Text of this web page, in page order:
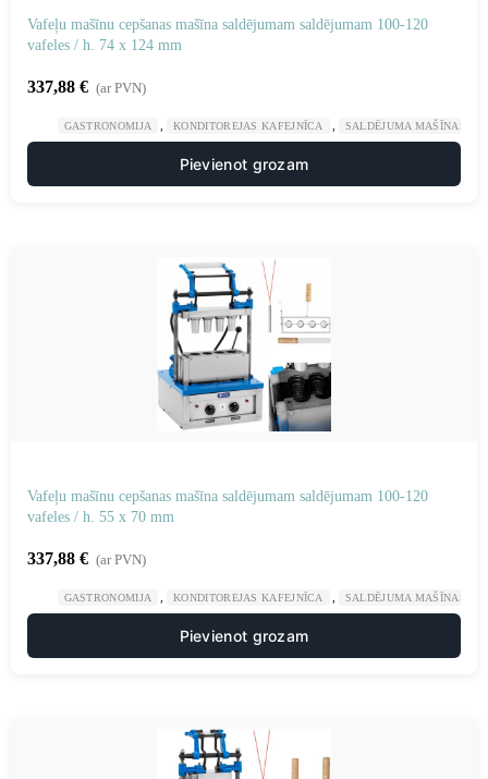
Vafeļu mašīnu cepšanas mašīna saldējumam saldējumam 100-120
vafeles / h. 74 x 124 mm
337,88 € (ar PVN)
GASTRONOMIJA KONDITOREJAS KAFEJNĪCA SALDĒJUMA MAŠĪNAS
Pievienot grozam
Vafeļu mašīnu cepšanas mašīna saldējumam saldējumam 100-120
vafeles / h. 55 x 70 mm
337,88 € (ar PVN)
GASTRONOMIJA KONDITOREJAS KAFEJNĪCA SALDĒJUMA MAŠĪNAS
Pievienot grozam